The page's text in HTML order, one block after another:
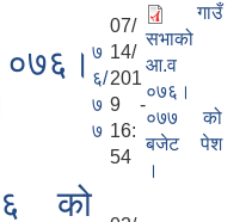
७
६/
७
७
07/
14/
201
9 -
16:
54
गाउँ
सभाको
आ.व
०७६।
०७७ को
बजेट पेश
।
को